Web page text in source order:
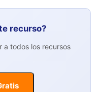
recurso?
a todos los recursos